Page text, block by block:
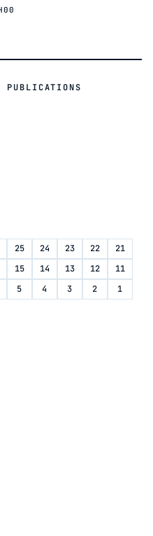
PUBLICATIONS
25 24 23 22
21
15 14 13 12
11
5 4 3 2 1